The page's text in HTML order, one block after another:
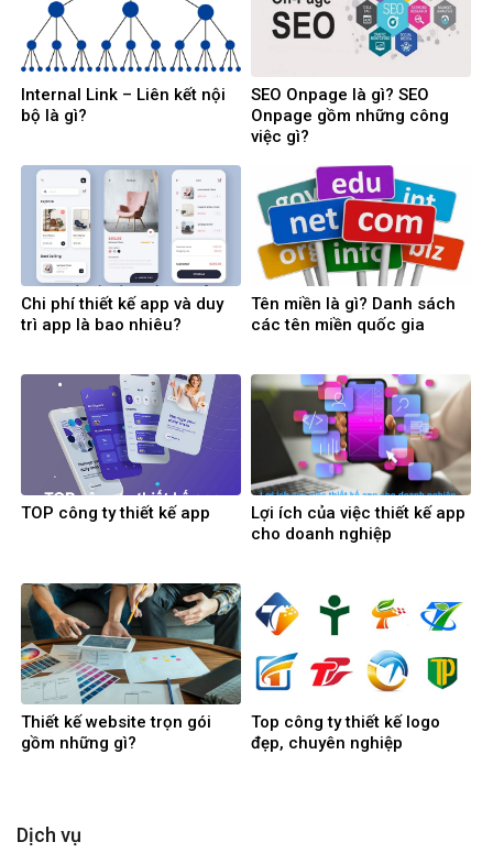
Internal Link – Liên kết nội
bộ là gì?
SEO Onpage là gì? SEO
Onpage gồm những công
việc gì?
Chi phí thiết kế app và duy
trì app là bao nhiêu?
Tên miền là gì? Danh sách
các tên miền quốc gia
TOP công ty thiết kế app
Lợi ích của việc thiết kế app
cho doanh nghiệp
Thiết kế website trọn gói
gồm những gì?
Top công ty thiết kế logo
đẹp, chuyên nghiệp
Dịch vụ